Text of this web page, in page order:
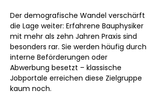
Der demografische Wandel verschärft
die Lage weiter: Erfahrene Bauphysiker
mit mehr als zehn Jahren Praxis sind
besonders rar. Sie werden häufig durch
interne Beförderungen oder
Abwerbung besetzt – klassische
Jobportale erreichen diese Zielgruppe
kaum noch.